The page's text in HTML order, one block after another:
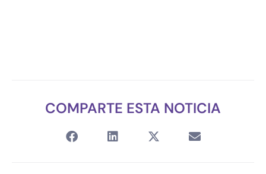
COMPARTE ESTA NOTICIA